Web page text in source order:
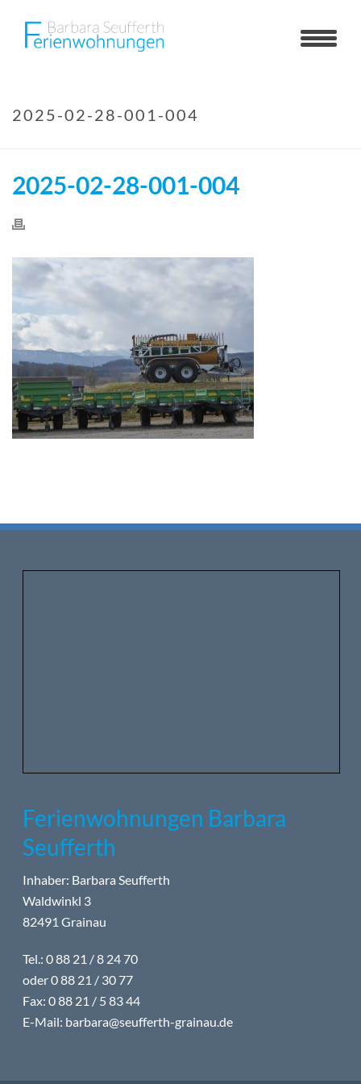
2025-02-28-001-004
2025-02-28-001-004
Ferienwohnungen Barbara
Seufferth
Inhaber: Barbara Seufferth
Waldwinkl 3
82491 Grainau
Tel.: 0 88 21 / 8 24 70
oder 0 88 21 / 30 77
Fax: 0 88 21 / 5 83 44
E-Mail: barbara@seufferth-grainau.de